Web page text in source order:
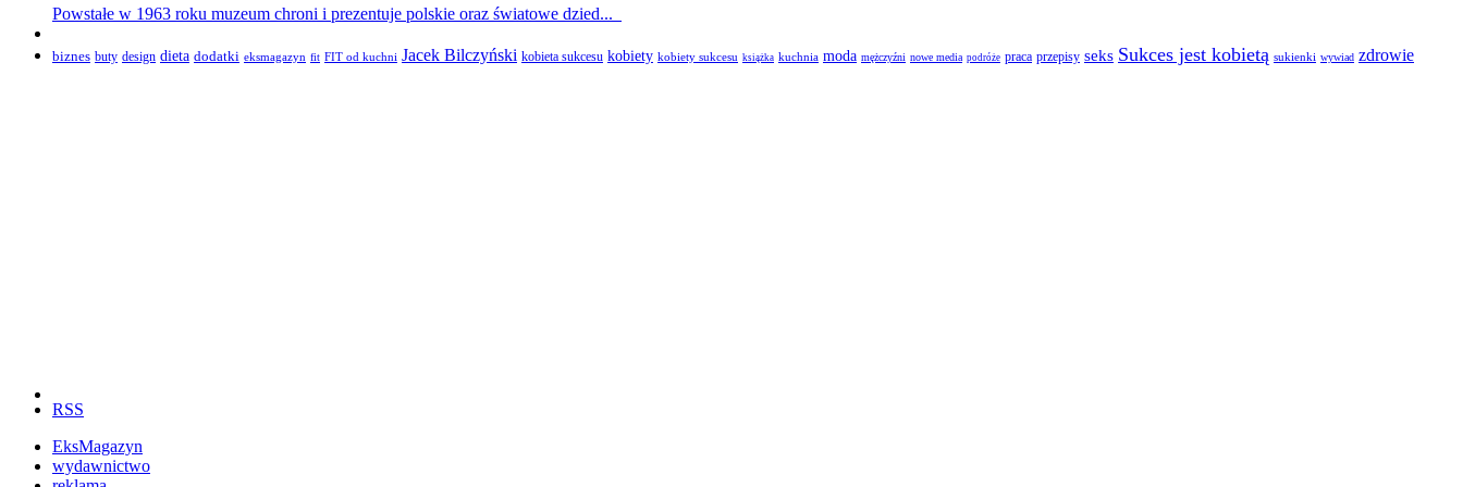
Powstałe w 1963 roku muzeum chroni i prezentuje polskie oraz światowe dzied...
biznes buty design dieta dodatki eksmagazyn fit FIT od kuchni Jacek Bilczyński kobieta sukcesu kobiety kobiety sukcesu książka kuchnia moda mężczyźni nowe media podróże praca przepisy seks Sukces jest kobietą sukienki wywiad zdrowie
RSS
EksMagazyn
wydawnictwo